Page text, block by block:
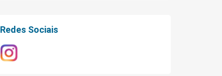
Redes Sociais